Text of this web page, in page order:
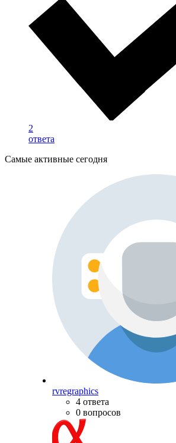
2
ответа
Самые активные сегодня
rvregraphics
4 ответа
0 вопросов